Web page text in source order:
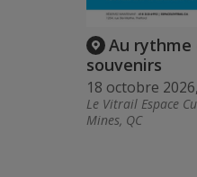
Au rythme
souvenirs
18 octobre
Le Vitrail Espace
Mines, QC